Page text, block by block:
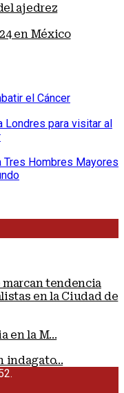
ajedrez
en México
el Cáncer
Londres para visitar al
Tres Hombres Mayores
marcan tendencia
en la Ciudad de
en la M...
indagato...